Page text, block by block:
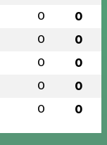
0 0
0 0
0 0
0 0
0 0